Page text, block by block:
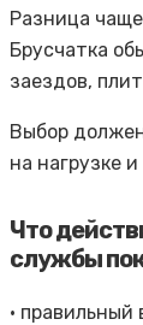
Разница
Брусчатка
заездов,
Выбор
на нагрузке
Что
службы
•